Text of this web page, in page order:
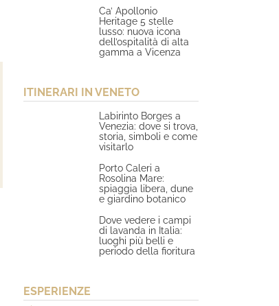
Ca’ Apollonio
Heritage 5 stelle
lusso: nuova icona
dell’ospitalità di alta
gamma a Vicenza
ITINERARI IN VENETO
Labirinto Borges a
Venezia: dove si trova,
storia, simboli e come
visitarlo
Porto Caleri a
Rosolina Mare:
spiaggia libera, dune
e giardino botanico
Dove vedere i campi
di lavanda in Italia:
luoghi più belli e
periodo della fioritura
ESPERIENZE